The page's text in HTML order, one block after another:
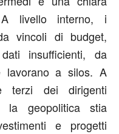
livello interno, i
vincoli di budget,
insufficienti, da
lavorano a silos. A
terzi dei dirigenti
la geopolitica stia
e progetti